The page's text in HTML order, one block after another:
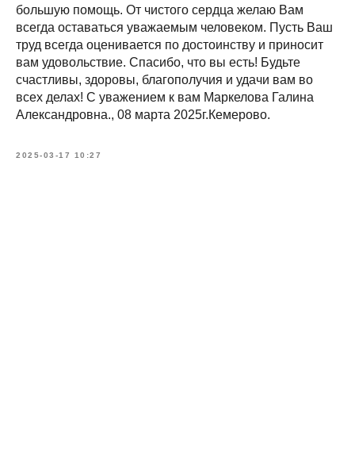
большую помощь. От чистого сердца желаю Вам
всегда оставаться уважаемым человеком. Пусть Ваш
труд всегда оценивается по достоинству и приносит
вам удовольствие. Спасибо, что вы есть! Будьте
счастливы, здоровы, благополучия и удачи вам во
всех делах! С уважением к вам Маркелова Галина
Александровна., 08 марта 2025г.Кемерово.
2025-03-17 10:27